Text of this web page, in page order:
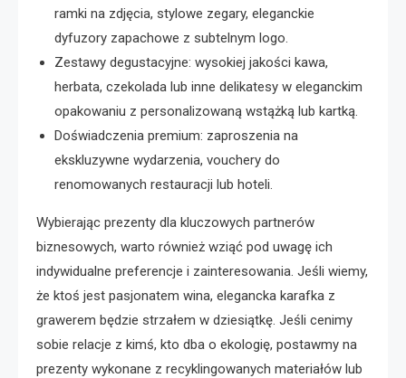
ramki na zdjęcia, stylowe zegary, eleganckie
dyfuzory zapachowe z subtelnym logo.
Zestawy degustacyjne: wysokiej jakości kawa,
herbata, czekolada lub inne delikatesy w eleganckim
opakowaniu z personalizowaną wstążką lub kartką.
Doświadczenia premium: zaproszenia na
ekskluzywne wydarzenia, vouchery do
renomowanych restauracji lub hoteli.
Wybierając prezenty dla kluczowych partnerów
biznesowych, warto również wziąć pod uwagę ich
indywidualne preferencje i zainteresowania. Jeśli wiemy,
że ktoś jest pasjonatem wina, elegancka karafka z
grawerem będzie strzałem w dziesiątkę. Jeśli cenimy
sobie relacje z kimś, kto dba o ekologię, postawmy na
prezenty wykonane z recyklingowanych materiałów lub